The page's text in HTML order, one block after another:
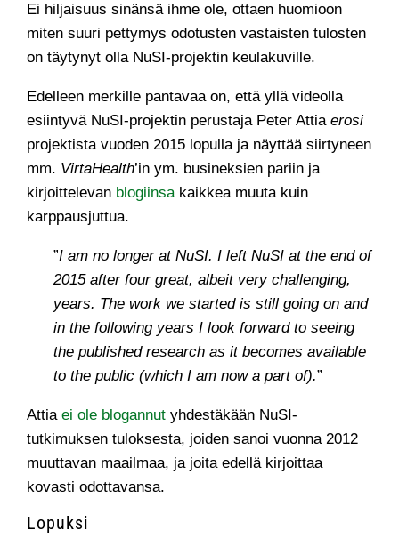
Ei hiljaisuus sinänsä ihme ole, ottaen huomioon
miten suuri pettymys odotusten vastaisten tulosten
on täytynyt olla NuSI-projektin keulakuville.
Edelleen merkille pantavaa on, että yllä videolla
esiintyvä NuSI-projektin perustaja Peter Attia erosi
projektista vuoden 2015 lopulla ja näyttää siirtyneen
mm. VirtaHealth’in ym. busineksien pariin ja
kirjoittelevan blogiinsakaikkea muuta kuin
karppausjuttua.
”I am no longer at NuSI. I left NuSI at the end of
2015 after four great, albeit very challenging,
years. The work we started is still going on and
in the following years I look forward to seeing
the published research as it becomes available
to the public (which I am now a part of).”
Attiaei ole blogannutyhdestäkään NuSI-
tutkimuksen tuloksesta, joiden sanoi vuonna 2012
muuttavan maailmaa, ja joita edellä kirjoittaa
kovasti odottavansa.
Lopuksi